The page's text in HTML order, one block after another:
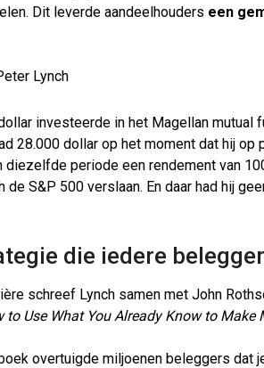
Dit leverde aandeelhouders een
investeerde in het Magellan mutual
28.000 dollar op het moment dat hij op
diezelfde periode een rendement van
de S&P 500 verslaan. En daar had hij
die iedere
schreef Lynch samen met John
to Use What You Already Know to Make
overtuigde miljoenen beleggers dat